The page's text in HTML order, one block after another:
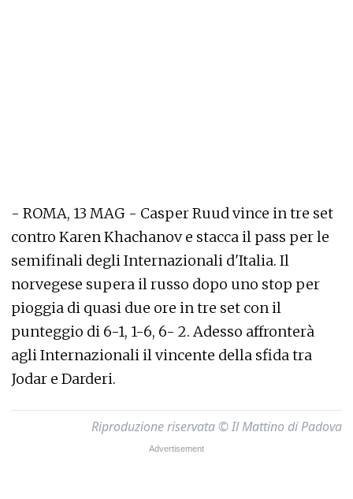
- ROMA, 13 MAG - Casper Ruud vince in tre set
contro Karen Khachanov e stacca il pass per le
semifinali degli Internazionali d'Italia. Il
norvegese supera il russo dopo uno stop per
pioggia di quasi due ore in tre set con il
punteggio di 6-1, 1-6, 6- 2. Adesso affronterà
agli Internazionali il vincente della sfida tra
Jodar e Darderi.
Riproduzione riservata © Il Mattino di Padova